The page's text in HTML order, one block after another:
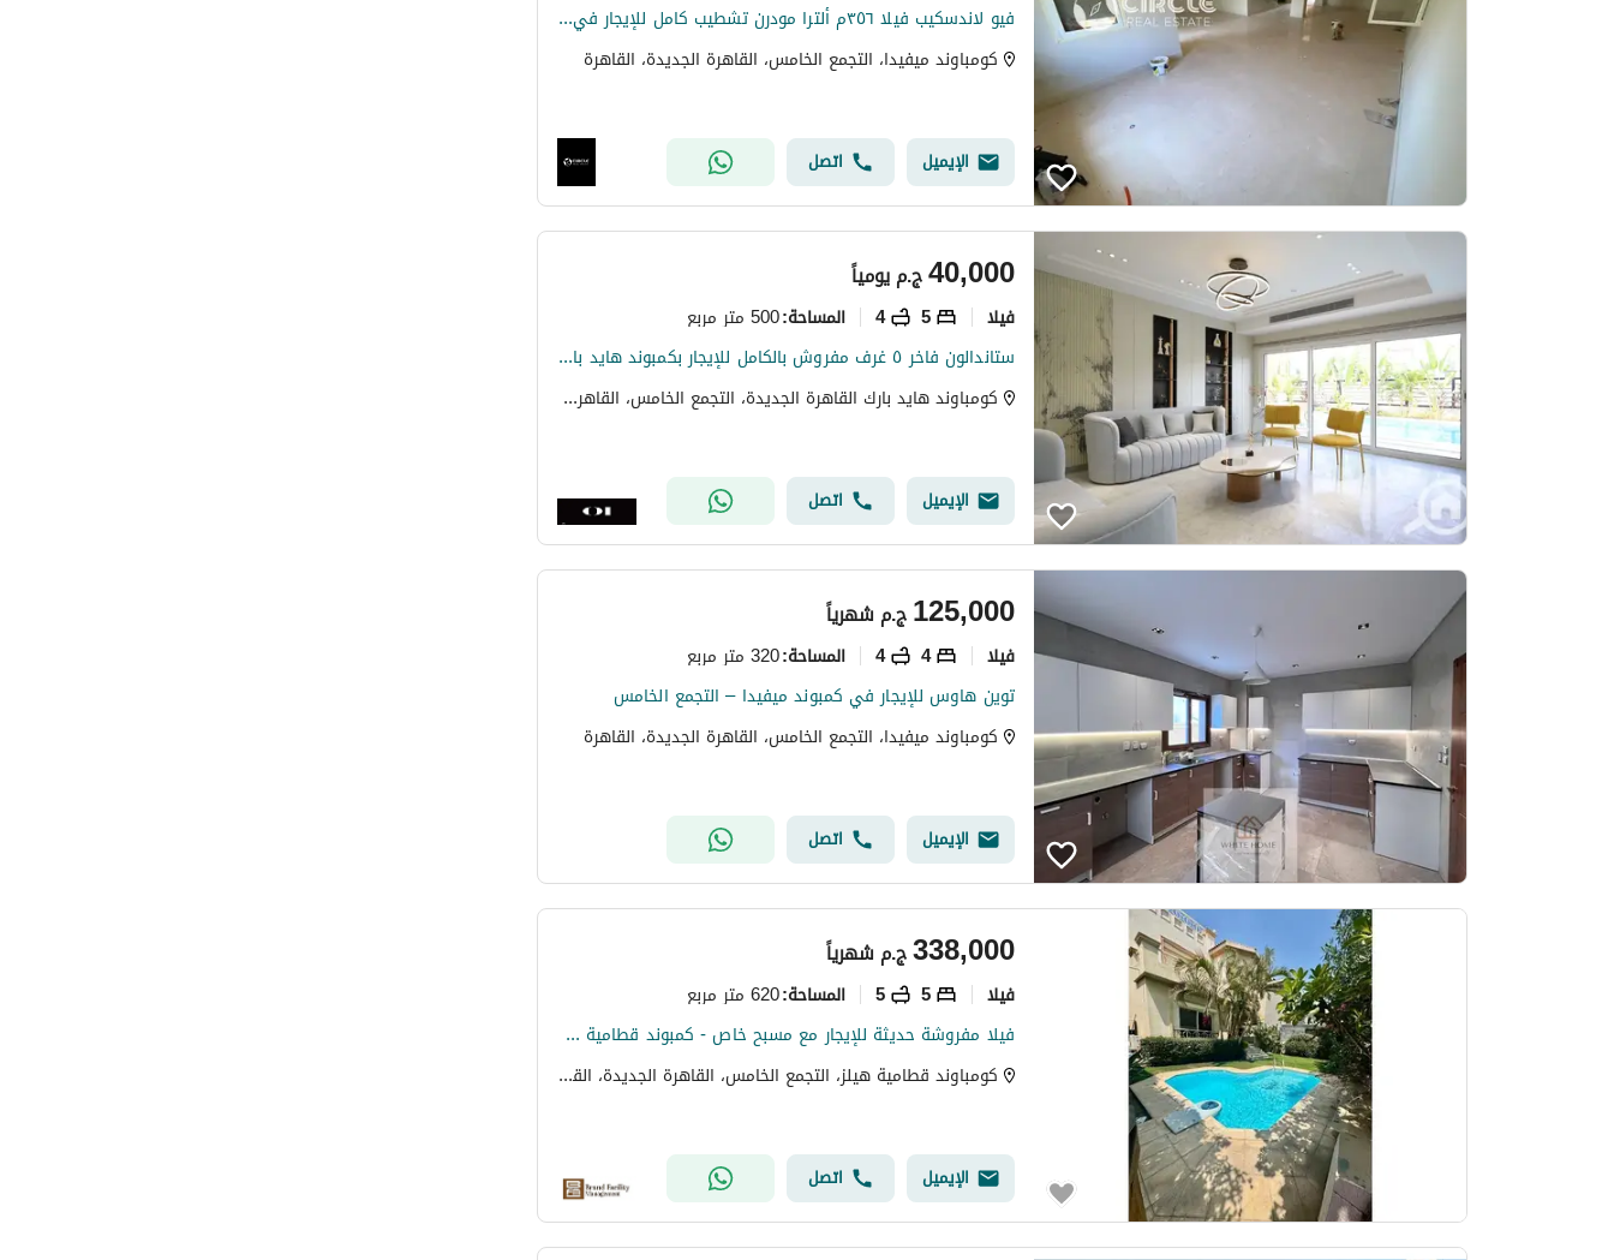
فيو لاندسكيب فيلا ٣٥٦م ألترا مودرن تشطيب كامل للإيجار في ميفيدا Mivida التجمع الخامس بالقرب من الجامعة الأمريكية AUC القاهرة الجديدة New Cairo إعمار
كومباوند ميفيدا، التجمع الخامس، القاهرة الجديدة، القاهرة
الإيميل اتصل
ج.م40,000 يومياً
فیلا 5
4 المساحة:500 متر مربع
ستاندالون فاخر ٥ غرف مفروش بالكامل للإيجار بكمبوند هايد بارك التجمع الخامس بالقاهرة الجديدة
كومباوند هايد بارك القاهرة الجديدة، التجمع الخامس، القاهرة الجديدة، القاهرة
الإيميل اتصل
ج.م125,000 شهرياً
فیلا 4
4 المساحة:320 متر مربع
توين هاوس للإيجار في كمبوند ميفيدا – التجمع الخامس
كومباوند ميفيدا، التجمع الخامس، القاهرة الجديدة، القاهرة
الإيميل اتصل
ج.م338,000 شهرياً
فیلا 5
5 المساحة:620 متر مربع
فيلا مفروشة حديثة للإيجار مع مسبح خاص - كمبوند قطامية هيلز، القاهرة الجديدة
كومباوند قطامية هيلز، التجمع الخامس، القاهرة الجديدة، القاهرة
الإيميل اتصل